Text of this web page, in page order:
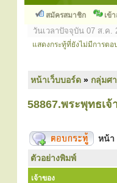
สมัครสมาชิก เข้
วันเวลาปัจจุบัน 07 ส.ค.
แสดงกระทู้ที่ยังไม่มีการตอ
หน้าเว็บบอร์ด » กลุ่มศ
58867.พระพุทธเ
หน้า
ตัวอย่างพิมพ์
เจ้าของ